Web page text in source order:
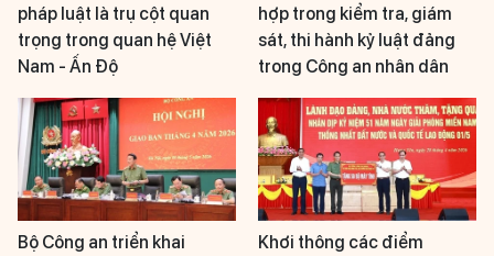
pháp luật là trụ cột quan
trọng trong quan hệ Việt
Nam - Ấn Độ
hợp trong kiểm tra, giám
sát, thi hành kỷ luật đảng
trong Công an nhân dân
Bộ Công an triển khai
Khơi thông các điểm